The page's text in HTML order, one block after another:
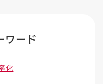
ワード
化